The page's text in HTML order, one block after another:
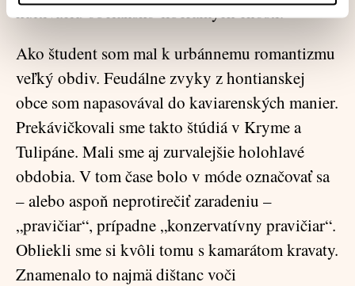
kultiváciu občiansko-liberálnych cností.
Ako študent som mal k urbánnemu romantizmu
veľký obdiv. Feudálne zvyky z hontianskej
obce som napasovával do kaviarenských manier.
Prekávičkovali sme takto štúdiá v Kryme a
Tulipáne. Mali sme aj zurvalejšie holohlavé
obdobia. V tom čase bolo v móde označovať sa
– alebo aspoň neprotirečiť zaradeniu –
„pravičiar“, prípadne „konzervatívny pravičiar“.
Obliekli sme si kvôli tomu s kamarátom kravaty.
Znamenalo to najmä dištanc voči